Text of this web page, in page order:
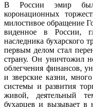
В России эмир
коронационных
милостивое обращение
виденное в России,
наследника бухарского
первым делом стал
страну. Он уничтожил
облегчения финансов,
и зверские казни,
системы и развития
живой, деятельный
бухарцев и вызывает в